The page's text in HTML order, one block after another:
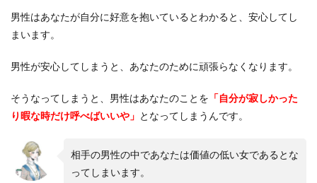
男性はあなたが自分に好意を抱いているとわかると、安心してし
まいます。
男性が安心してしまうと、あなたのために頑張らなくなります。
そうなってしまうと、男性はあなたのことを 「自分が寂しかった
り暇な時だけ呼べばいいや」 となってしまうんです。
相手の男性の中であなたは価値の低い女であるとな
ってしまいます。